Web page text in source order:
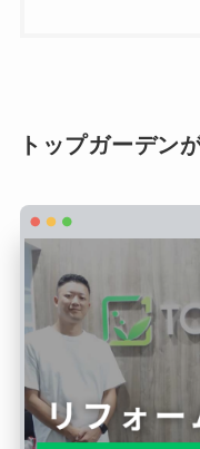
トップガーデン